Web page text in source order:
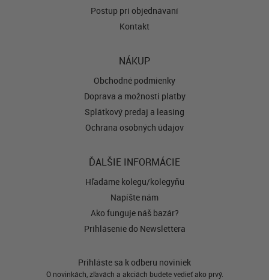
Postup pri objednávaní
Kontakt
NÁKUP
Obchodné podmienky
Doprava a možnosti platby
Splátkový predaj a leasing
Ochrana osobných údajov
ĎALŠIE INFORMÁCIE
Hľadáme kolegu/kolegyňu
Napíšte nám
Ako funguje náš bazár?
Prihlásenie do Newslettera
Prihláste sa k odberu noviniek
O novinkách, zľavách a akciách budete vedieť ako prvý.